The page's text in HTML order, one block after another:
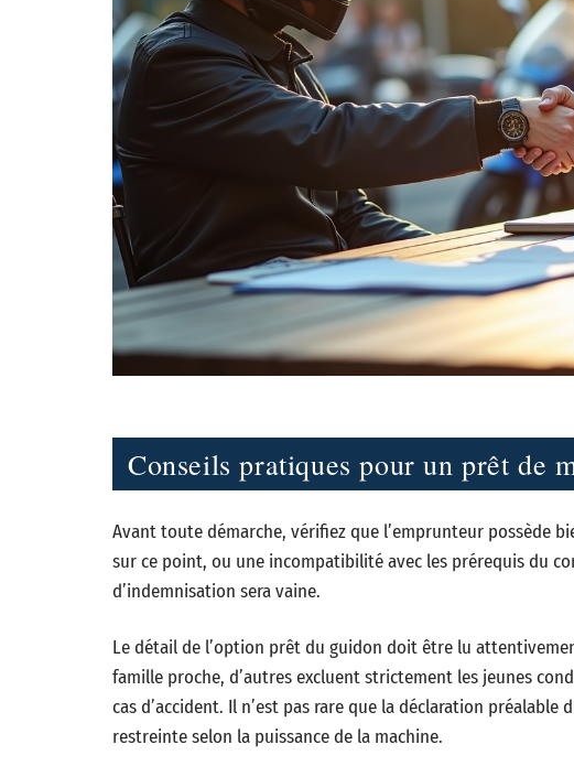
Conseils pratiques pour un prêt de
Avant toute démarche, vérifiez que l’emprunteur possède
sur ce point, ou une incompatibilité avec les prérequis du
d’indemnisation sera vaine.
Le détail de l’option prêt du guidon doit être lu
famille proche, d’autres excluent strictement les jeunes
cas d’accident. Il n’est pas rare que la déclaration
restreinte selon la puissance de la machine.